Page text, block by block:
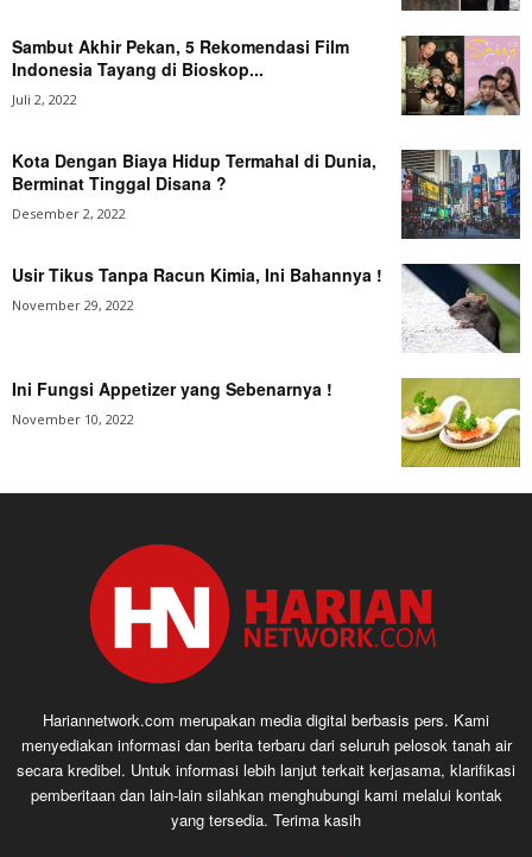
Sambut Akhir Pekan, 5 Rekomendasi Film
Indonesia Tayang di Bioskop...
Juli 2, 2022
Kota Dengan Biaya Hidup Termahal di Dunia,
Berminat Tinggal Disana ?
Desember 2, 2022
Usir Tikus Tanpa Racun Kimia, Ini Bahannya !
November 29, 2022
Ini Fungsi Appetizer yang Sebenarnya !
November 10, 2022
Hariannetwork.com merupakan media digital berbasis pers. Kami
menyediakan informasi dan berita terbaru dari seluruh pelosok tanah air
secara kredibel. Untuk informasi lebih lanjut terkait kerjasama, klarifikasi
pemberitaan dan lain-lain silahkan menghubungi kami melalui kontak
yang tersedia. Terima kasih